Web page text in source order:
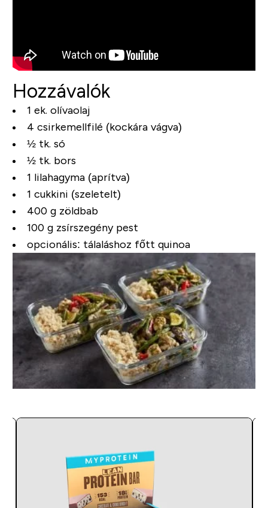
Hozzávalók
1 ek. olívaolaj
4 csirkemellfilé (kockára vágva)
½ tk. só
½ tk. bors
1 lilahagyma (aprítva)
1 cukkini (szeletelt)
400 g zöldbab
100 g zsírszegény pest
opcionális: tálaláshoz főtt quinoa